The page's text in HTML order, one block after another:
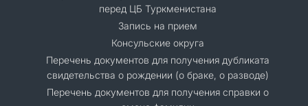
перед ЦБ Туркменистана
Запись на прием
Консульские округа
Перечень документов для получения дубликата
свидетельства о рождении (о браке, о разводе)
Перечень документов для получения справки о